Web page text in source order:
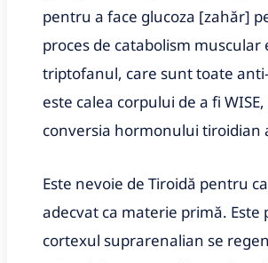
pentru a face glucoza [zahăr]
proces de catabolism
triptofanul, care sunt toate
este calea corpului de a fi
conversia hormonului tiroidian
Este nevoie de Tiroidă pentru
adecvat ca materie primă.
cortexul suprarenalian se